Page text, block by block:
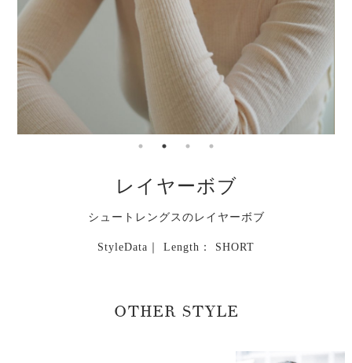
レイヤーボブ
シュートレングスのレイヤーボブ
StyleData｜ Length： SHORT
OTHER STYLE